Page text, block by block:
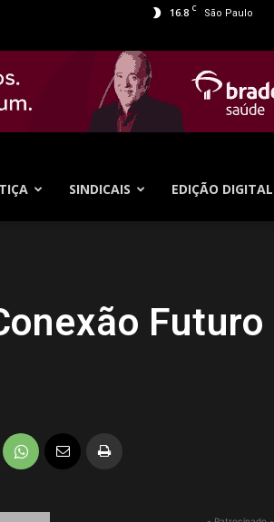
16.8 C São Paulo
SINDICAIS EDIÇÃO DIGITAL
Futuro